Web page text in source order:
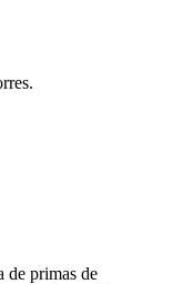
de primas de